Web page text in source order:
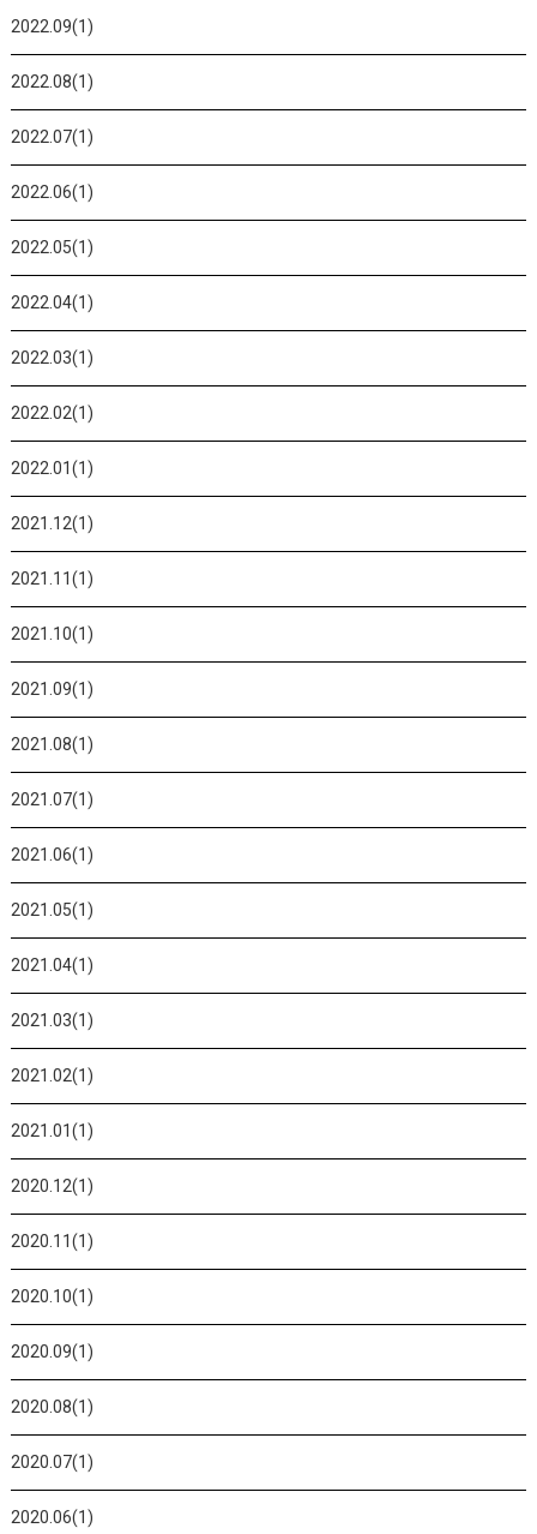
2022.09(1)
2022.08(1)
2022.07(1)
2022.06(1)
2022.05(1)
2022.04(1)
2022.03(1)
2022.02(1)
2022.01(1)
2021.12(1)
2021.11(1)
2021.10(1)
2021.09(1)
2021.08(1)
2021.07(1)
2021.06(1)
2021.05(1)
2021.04(1)
2021.03(1)
2021.02(1)
2021.01(1)
2020.12(1)
2020.11(1)
2020.10(1)
2020.09(1)
2020.08(1)
2020.07(1)
2020.06(1)